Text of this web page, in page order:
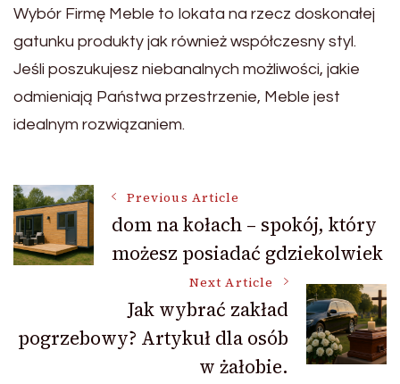
Wybór Firmę Meble to lokata na rzecz doskonałej
gatunku produkty jak również współczesny styl.
Jeśli poszukujesz niebanalnych możliwości, jakie
odmieniają Państwa przestrzenie, Meble jest
idealnym rozwiązaniem.
Post
Navigation
Previous Article
dom na kołach – spokój, który
możesz posiadać gdziekolwiek
Next Article
Jak wybrać zakład
pogrzebowy? Artykuł dla osób
w żałobie.